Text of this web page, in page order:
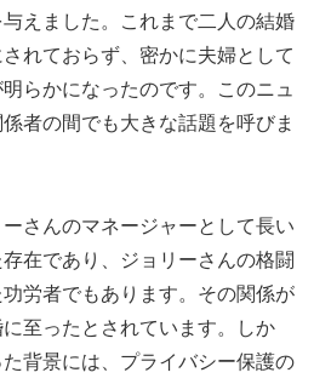
えました。これまで二人の結婚
れておらず、密かに夫婦として
らかになったのです。このニュ
者の間でも大きな話題を呼びま
さんのマネージャーとして長い
在であり、ジョリーさんの格闘
労者でもあります。その関係が
至ったとされています。しか
背景には、プライバシー保護の